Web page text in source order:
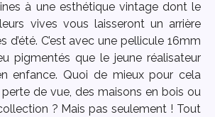
à une esthétique vintage dont le
vives vous laisseront un arrière
d’été. C’est avec une pellicule 16mm
pigmentés que le jeune réalisateur
enfance. Quoi de mieux pour cela
de vue, des maisons en bois ou
? Mais pas seulement ! Tout